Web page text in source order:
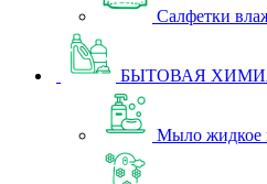
Салфетки
БЫТОВАЯ
Мыло жидкое